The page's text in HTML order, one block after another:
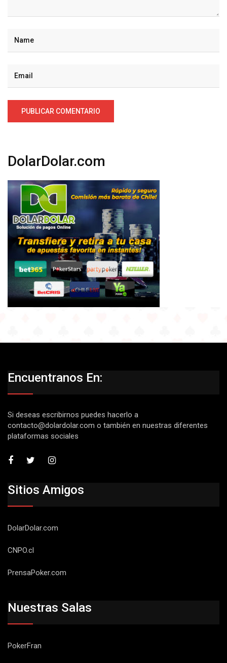
DolarDolar.com
Encuentranos En:
Si deseas escribirnos puedes hacerlo a
contacto@dolardolar.com o también en nuestras diferentes
plataformas sociales
Sitios Amigos
DolarDolar.com
CNPO.cl
PrensaPoker.com
Nuestras Salas
PokerFran